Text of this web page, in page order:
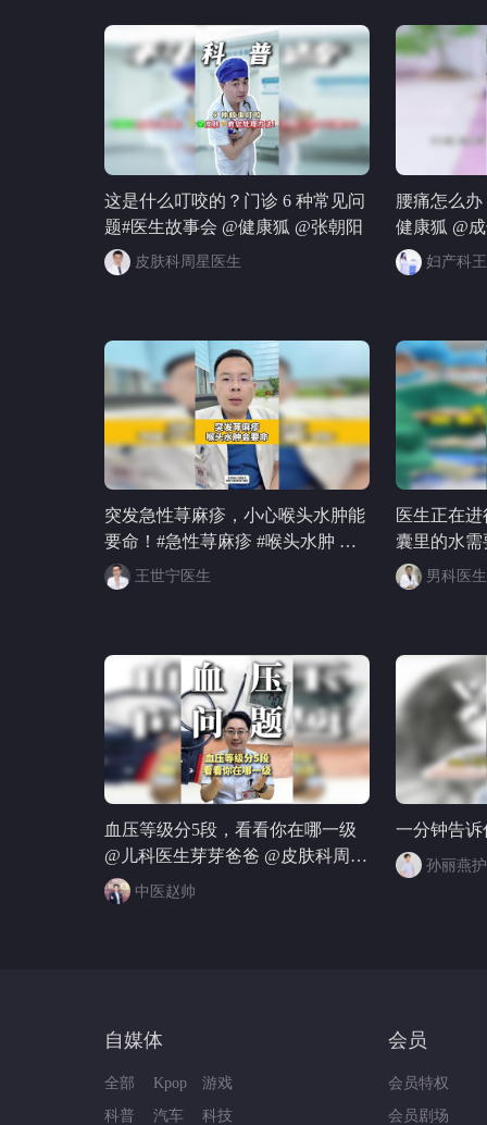
医生 @刘加勇医生 @仙鹤大叔张
文鹤 @在下散财 @健康狐 @张朝
这是什么叮咬的？门诊 6 种常见问
题#医生故事会 @健康狐 @张朝阳
皮肤科周星医生
腰痛怎么
健康狐 @
科带你看世
理学博士
师 @钻研
生 #OMG
妇产科
突发急性荨麻疹，小心喉头水肿能
要命！#急性荨麻疹 #喉头水肿 @
皮肤科周星医生 @儿科马大夫 @
皮小徐医生 @健康狐 @一只飞鸿
王世宁医生
医生正在
囊里的水
男科医
血压等级分5段，看看你在哪一级
@儿科医生芽芽爸爸 @皮肤科周星
医生 @儿科马大夫 @树博士 @消
化博士缪医生 @付虹医生 @Jojo医
狐 @张朝阳
中医赵帅
一分钟告
孙丽燕
自媒体
全部
科普
Kpop
汽车
游戏
科技
会员
会员特权
会员剧场